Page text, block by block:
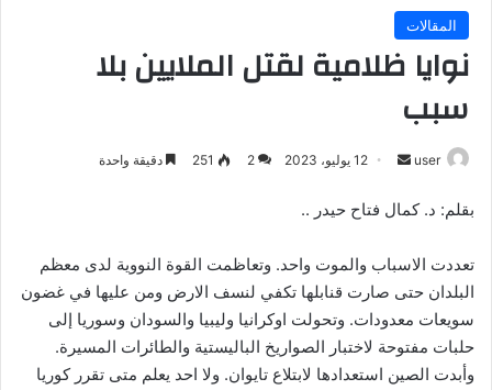
المقالات
نوايا ظلامية لقتل الملايين بلا
سبب
user
أرسل
إلكترونيا
12 يوليو، 2023 2
251 دقيقة واحدة
بقلم: د. كمال فتاح حيدر ..
تعددت الاسباب والموت واحد. وتعاظمت القوة النووية لدى معظم
البلدان حتى صارت قنابلها تكفي لنسف الارض ومن عليها في غضون
سويعات معدودات. وتحولت اوكرانيا وليبيا والسودان وسوريا إلى
حلبات مفتوحة لاختبار الصواريخ الباليستية والطائرات المسيرة.
وأبدت الصين استعدادها لابتلاع تايوان. ولا احد يعلم متى تقرر كوريا